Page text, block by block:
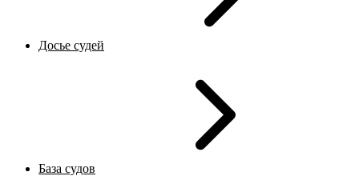
Досье судей
База судов